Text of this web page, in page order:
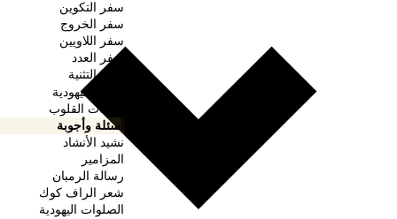
سفر التكوين
سفر الخروج
سفر اللاويين
سفر العدد
سفر التثنية
الأعياد اليهودية
واجبات القلوب
أسئلة وأجوبة
نشيد الأنشاد
المزامير
رسالة الرمبان
شعر الراف كوك
الصلوات اليهودية